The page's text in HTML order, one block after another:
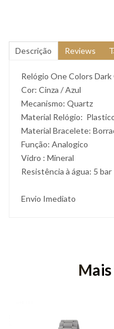
Descrição Reviews
Relógio One Colors
Cor: Cinza / Azul
Mecanismo: Quartz
Material Relógio:
Material Bracelete:
Função: Analogico
Vidro : Mineral
Resistência à água: 5 bar
Envio Imediato